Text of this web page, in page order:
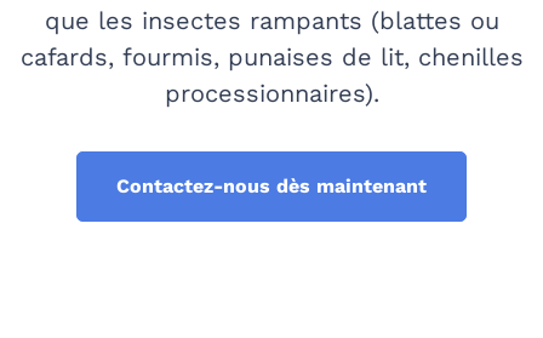
que les insectes rampants (blattes ou
cafards, fourmis, punaises de lit, chenilles
processionnaires).
Contactez-nous dès maintenant